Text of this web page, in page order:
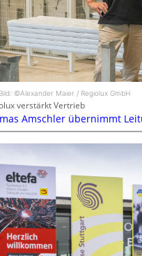
©Alexander Maier / Regiolux GmbH
verstärkt Vertrieb
Amschler übernimmt